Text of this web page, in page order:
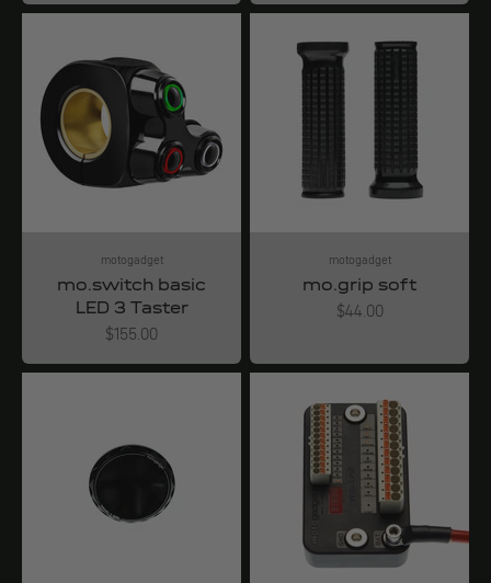
motogadget
mo.switch basic
LED 3 Taster
Angebot
$155.00
motogadget
mo.grip soft
Angebot
$44.00